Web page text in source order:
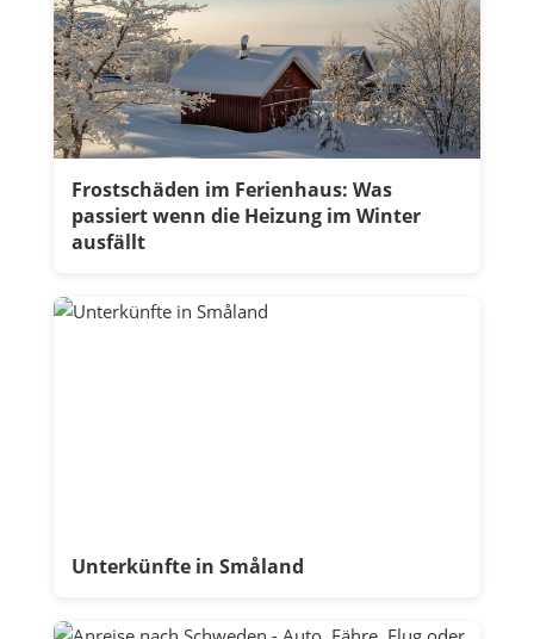
Frostschäden im Ferienhaus: Was
passiert wenn die Heizung im Winter
ausfällt
Unterkünfte in Småland